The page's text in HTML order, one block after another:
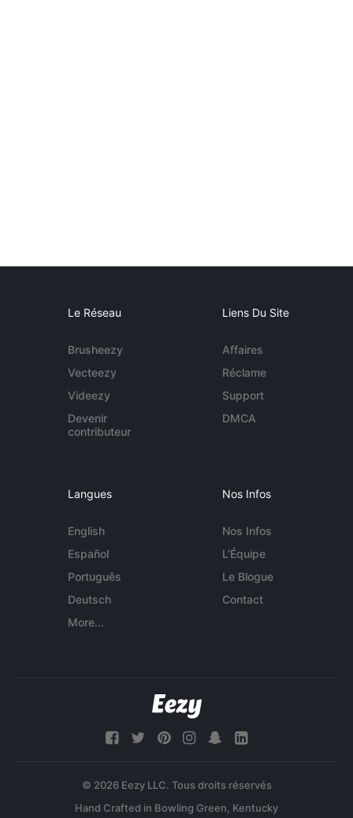
Le Réseau
Brusheezy
Vecteezy
Videezy
Devenir
contributeur
Liens Du Site
Affaires
Réclame
Support
DMCA
Langues
English
Español
Português
Deutsch
More...
Nos Infos
Nos Infos
L'Équipe
Le Blogue
Contact
© 2026 Eezy LLC. Tous droits réservés